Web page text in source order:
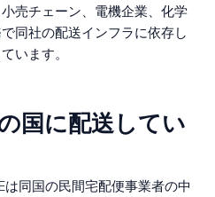
売チェーン、電機企業、化学
同社の配送インフラに依存し
います。
国に配送してい
同国の民間宅配便事業者の中